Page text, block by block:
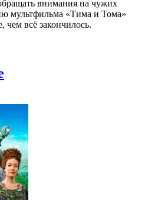
внимания на чужих
мультфильма «Тима и Тома»
чем всё закончилось.